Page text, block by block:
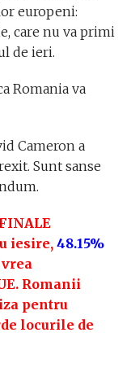
europeni:
care nu va primi
de ieri.
Romania va
Cameron a
Sunt sanse
iesire, 48.15%
Romanii
pentru
locurile de